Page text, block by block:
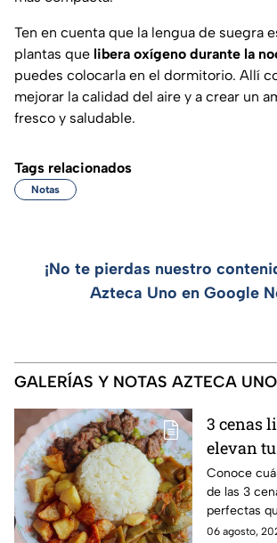
Ten en cuenta que la lengua de suegra
plantas que libera oxígeno durante la
puedes colocarla en el dormitorio. Allí
mejorar la calidad del aire y a crear un
fresco y saludable.
Tags relacionados
Notas
¡No te pierdas nuestro
Azteca Uno en Google
GALERÍAS Y NOTAS AZTECA UNO
3 cenas
elevan
glucosa
sueño
Conoce
de las 3
perfectas
equilibrio tu
06 agosto,